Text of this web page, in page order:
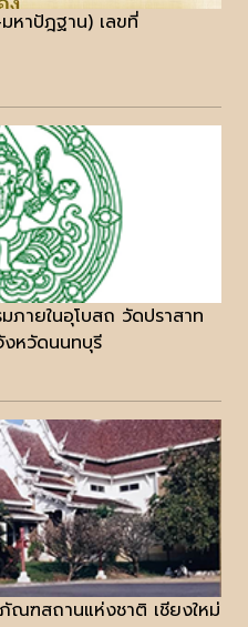
าปัฎฐาน) เลขที่
ายในอุโบสถ วัดปราสาท
งหวัดนนทบุรี
ฑสถานแห่งชาติ เชียงใหม่